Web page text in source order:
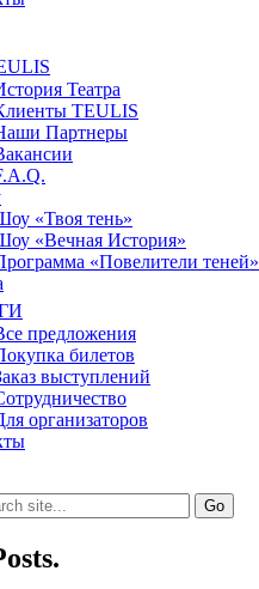
Театра
TEULIS
Партнеры
«Твоя тень»
«Вечная История»
«Повелители теней»
предложения
билетов
выступлений
организаторов